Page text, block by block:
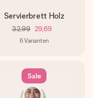
Servierbrett Holz
32,99 29,69
6Varianten
Sale